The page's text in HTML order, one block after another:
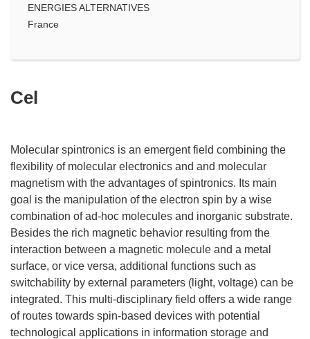
ENERGIES ALTERNATIVES
France
Cel
Molecular spintronics is an emergent field combining the
flexibility of molecular electronics and and molecular
magnetism with the advantages of spintronics. Its main
goal is the manipulation of the electron spin by a wise
combination of ad-hoc molecules and inorganic substrate.
Besides the rich magnetic behavior resulting from the
interaction between a magnetic molecule and a metal
surface, or vice versa, additional functions such as
switchability by external parameters (light, voltage) can be
integrated. This multi-disciplinary field offers a wide range
of routes towards spin-based devices with potential
technological applications in information storage and